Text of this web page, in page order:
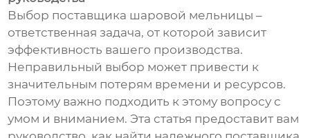
Выбор поставщика шаровой мельницы –
ответственная задача, от которой зависит
эффективность вашего производства.
Неправильный выбор может привести к
значительным потерям времени и ресурсов.
Поэтому важно подходить к этому вопросу с
умом и вниманием. Эта статья предоставит вам